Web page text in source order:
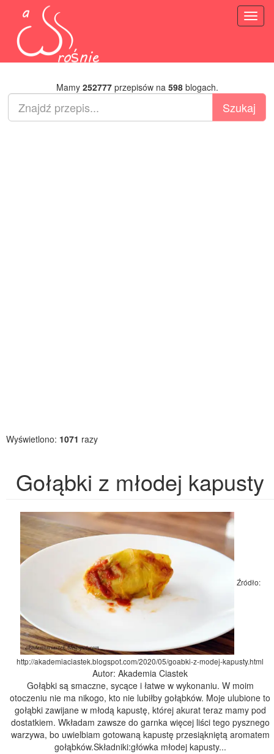
Mamy 252777przepisów na 598blogach.
Wyświetlono: 1071 razy
Gołąbki z młodej kapusty
Źródło:
http://akademiaciastek.blogspot.com/2020/05/goabki-z-modej-kapusty.html
Autor: Akademia Ciastek
Gołąbki są smaczne, sycące i łatwe w wykonaniu. W moim
otoczeniu nie ma nikogo, kto nie lubiłby gołąbków. Moje ulubione to
gołąbki zawijane w młodą kapustę, której akurat teraz mamy pod
dostatkiem. Wkładam zawsze do garnka więcej liści tego pysznego
warzywa, bo uwielbiam gotowaną kapustę przesiąkniętą aromatem
gołąbków.Składniki:główka młodej kapusty...